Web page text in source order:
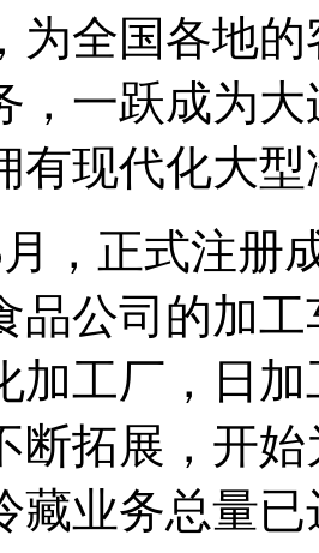
为全国各地
，一跃成为
有现代化大
，正式注册
品公司的加
加工厂，日
断拓展，开
藏业务总量